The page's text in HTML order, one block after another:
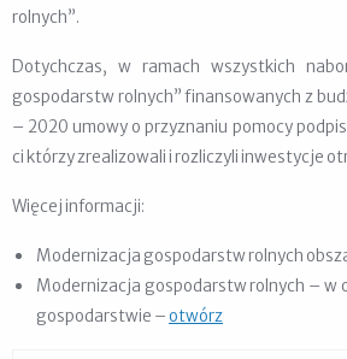
rolnych”.
Dotychczas, w ramach wszystkich
gospodarstw rolnych” finansowanych z
– 2020 umowy o przyznaniu pomocy
ci którzy zrealizowali i rozliczyli inwestycje
Więcej informacji:
Modernizacja gospodarstw rolnych
Modernizacja gospodarstw rolnych – w
gospodarstwie –otwórz